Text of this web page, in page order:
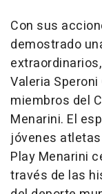
Con sus
demostrado
Valeria
miembros del
Menarini. El
jóvenes
Play Menarini
través de las